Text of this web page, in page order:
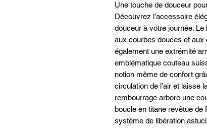
Une touche de douceur
Découvrez l’accessoire
douceur à votre journée.
aux courbes douces et aux
également une extrémité
emblématique couteau
notion même de confort
circulation de l’air et laisse
rembourrage arbore une
boucle en titane revêtue de
système de libération